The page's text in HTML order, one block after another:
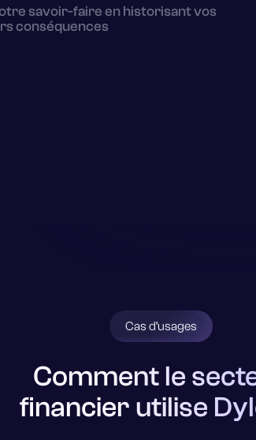
savoir-faire en historisant vos
conséquences
Cas d’usages
Comment le
financier utilise